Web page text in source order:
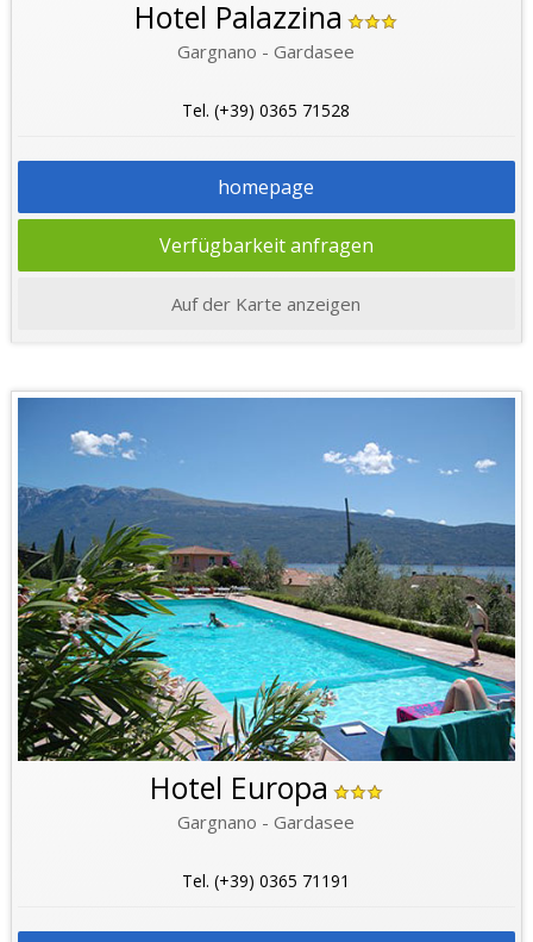
Hotel Palazzina
Gargnano - Gardasee
Tel. (+39) 0365 71528
homepage
Verfügbarkeit anfragen
Auf der Karte anzeigen
Hotel Europa
Gargnano - Gardasee
Tel. (+39) 0365 71191